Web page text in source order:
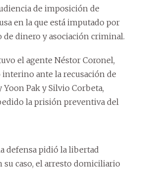
de imposición de
en la que está imputado por
de dinero y asociación criminal.
el agente Néstor Coronel,
ante la recusación de
Yoon Pak y Silvio Corbeta,
la prisión preventiva del
defensa pidió la libertad
su caso, el arresto domiciliario